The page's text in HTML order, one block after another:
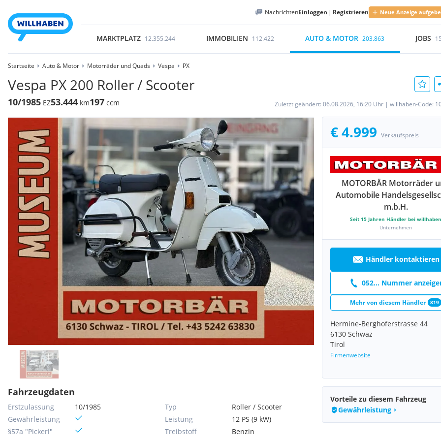
NachrichtenEinloggen | Registrieren Neue Anzeige
MARKTPLATZ 12.355.244 IMMOBILIEN 112.422 AUTO & MOTOR 203.863 JOBS
Startseite Auto & Motor Motorräder und Quads Vespa PX
Vespa PX 200 Roller / Scooter
10/1985 EZ53.444 km197 ccm Zuletzt geändert: 06.08.2026, 16:20 Uhr | willhaben-Code:
€ 4.999 Verkaufspreis
MOTORBÄR Motorräder
Automobile
m.b.H.
Seit 15 Jahren Händler bei willhaben
Unternehmen
Händler kontaktieren
052... Nummer
Mehr von diesem Händler 819
Hermine-Berghoferstrasse 44
6130 Schwaz
Tirol
Firmenwebsite
Fahrzeugdaten
Erstzulassung
10/1985
Gewährleistung
§57a "Pickerl"
Typ
Roller / Scooter
Leistung
12 PS (9 kW)
Treibstoff
Benzin
Vorteile zu diesem Fahrzeug
Gewährleistung